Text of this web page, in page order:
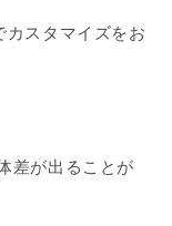
スタマイズをお
差が出ることが